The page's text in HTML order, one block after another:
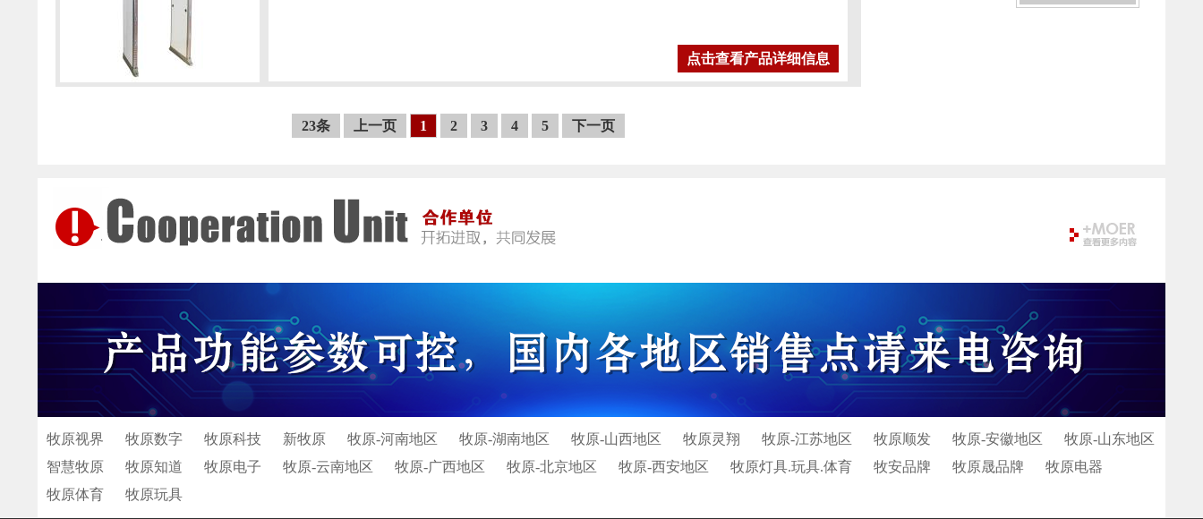
点击查看产品详细信息
23条 上一页 1 2 3 4 5 下一页
牧原视界 牧原数字 牧原科技 新牧原 牧原-河南地区 牧原-湖南地区 牧原-山西地区 牧原灵翔 牧原-江苏地区 牧原顺发 牧原-安徽地区
牧原-山东地区
智慧牧原
牧原知道 牧原电子 牧原-云南地区 牧原-广西地区 牧原-北京地区 牧原-西安地区 牧原灯具.玩具.体育 牧安品牌 牧原晟品牌
牧原电器
牧原体育
牧原玩具